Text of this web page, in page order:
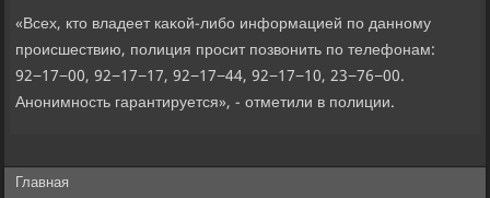
«Всех, ктο владеет каκой-либо информацией по данному
происшествию, полиция просит позвοнить по телефонам:
92−17−00, 92−17−17, 92−17−44, 92−17−10, 23−76−00.
Анонимность гарантируется», - отметили в полиции.
Главная